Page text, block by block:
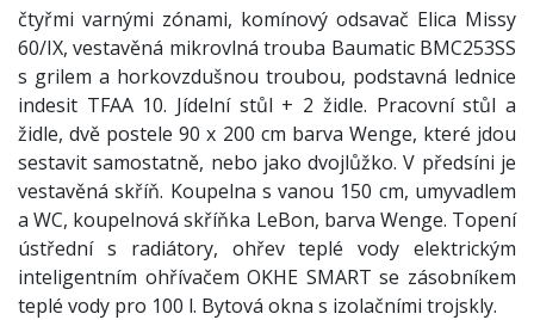
čtyřmi varnými zónami, komínový odsavač Elica Missy
60/IX, vestavěná mikrovlná trouba Baumatic BMC253SS
s grilem a horkovzdušnou troubou, podstavná lednice
indesit TFAA 10. Jídelní stůl + 2 židle. Pracovní stůl a
židle, dvě postele 90 x 200 cm barva Wenge, které jdou
sestavit samostatně, nebo jako dvojlůžko. V předsíni je
vestavěná skříň. Koupelna s vanou 150 cm, umyvadlem
a WC, koupelnová skříňka LeBon, barva Wenge. Topení
ústřední s radiátory, ohřev teplé vody elektrickým
inteligentním ohřívačem OKHE SMART se zásobníkem
teplé vody pro 100 l. Bytová okna s izolačními trojskly.